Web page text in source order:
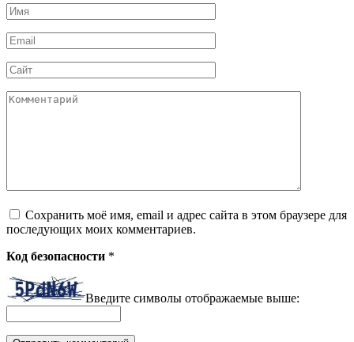
Имя
*
Email
*
Сайт
Комментарий
Сохранить моё имя, email и адрес сайта в этом браузере для
последующих моих комментариев.
Код безопасности *
Введите символы отображаемые выше: